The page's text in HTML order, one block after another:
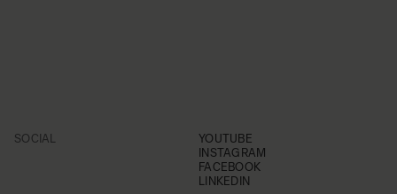
SOCIAL
YOUTUBE
INSTAGRAM
FACEBOOK
LINKEDIN